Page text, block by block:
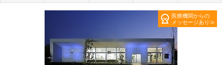
医療機関からの
メッセージあり